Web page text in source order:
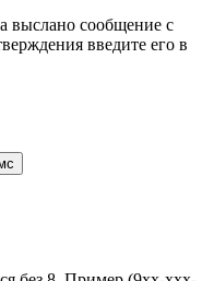
выслано сообщение с
введите его в